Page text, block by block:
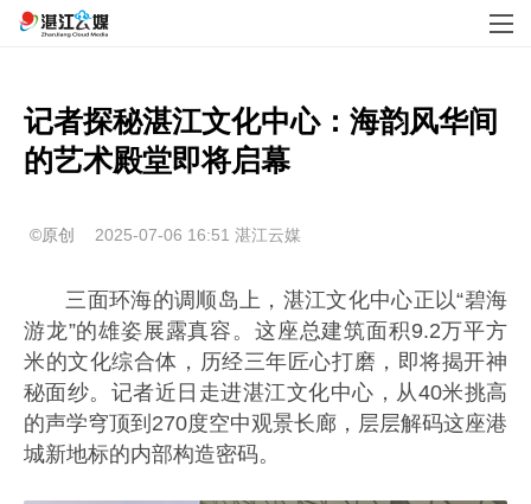
记者探秘湛江文化中心：海韵风华间
的艺术殿堂即将启幕
©原创 2025-07-06 16:51 湛江云媒
三面环海的调顺岛上，湛江文化中心正以“碧海
游龙”的雄姿展露真容。这座总建筑面积9.2万平方
米的文化综合体，历经三年匠心打磨，即将揭开神
秘面纱。记者近日走进湛江文化中心，从40米挑高
的声学穹顶到270度空中观景长廊，层层解码这座港
城新地标的内部构造密码。